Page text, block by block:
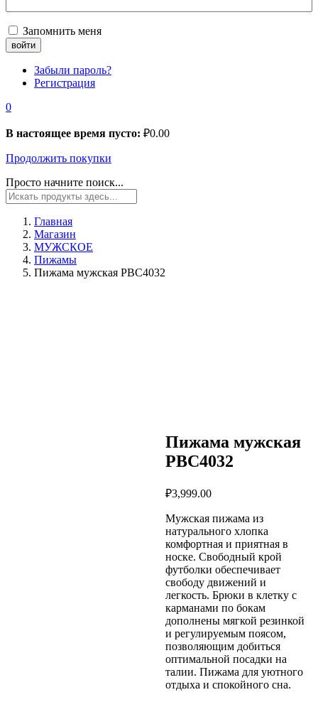
Запомнить меня
Забыли пароль?
Регистрация
0
В настоящее время пусто: ₽0.00
Продолжить покупки
Просто начните поиск...
Главная
Магазин
МУЖСКОЕ
Пижамы
Пижама мужская PBC4032
Пижама мужская
PBC4032
₽3,999.00
Мужская пижама из
натурального хлопка
комфортная и приятная в
носке. Свободный крой
футболки обеспечивает
свободу движений и
легкость. Брюки в клетку с
карманами по бокам
дополнены мягкой резинкой
и регулируемым поясом,
позволяющим добиться
оптимальной посадки на
талии. Пижама для уютного
отдыха и спокойного сна.